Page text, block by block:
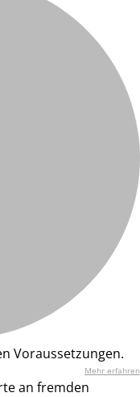
Voraussetzungen.
Mehr erfahren
an fremden